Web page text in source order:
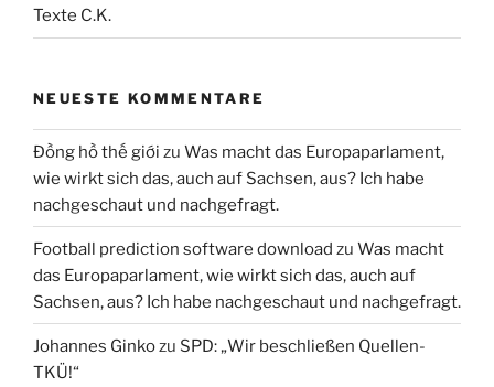
Texte C.K.
NEUESTE KOMMENTARE
Đồng hồ thế giới zu Was macht das Europaparlament,
wie wirkt sich das, auch auf Sachsen, aus? Ich habe
nachgeschaut und nachgefragt.
Football prediction software download zu Was macht
das Europaparlament, wie wirkt sich das, auch auf
Sachsen, aus? Ich habe nachgeschaut und nachgefragt.
Johannes Ginkozu SPD: „Wir beschließen Quellen-
TKÜ!“